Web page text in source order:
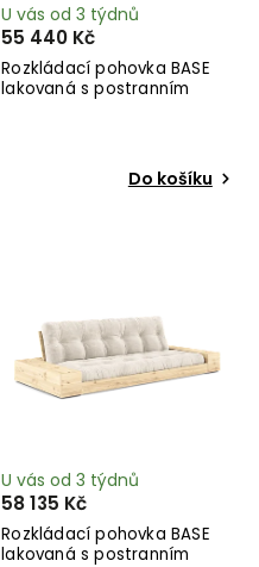
Rozkládací pohovka BASE
lakovaná s postranním
U vás od 3 týdnů
55 440 Kč
Do košíku
Rozkládací pohovka BASE
lakovaná s postranním
U vás od 3 týdnů
58 135 Kč